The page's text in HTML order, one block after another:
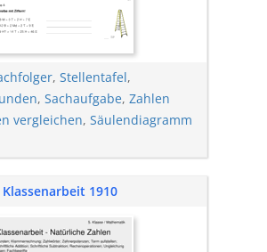
, Stellentafel,
, Sachaufgabe, Zahlen
vergleichen, Säulendiagramm
Klassenarbeit 1910